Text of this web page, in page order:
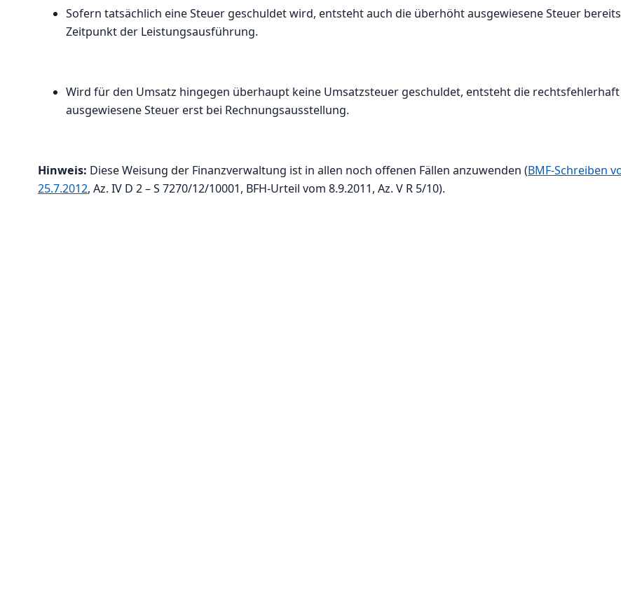
Sofern tatsächlich eine Steuer geschuldet wird, entsteht auch die überhöht ausgewiesene Steuer
Zeitpunkt der Leistungsausführung.
Wird für den Umsatz hingegen überhaupt keine Umsatzsteuer geschuldet, entsteht die rechtsfehlerhaft
ausgewiesene Steuer erst bei Rechnungsausstellung.
Hinweis: Diese Weisung der Finanzverwaltung ist in allen noch offenen Fällen anzuwenden (BMF-Schreiben
25.7.2012, Az. IV D 2 – S 7270/12/10001, BFH-Urteil vom 8.9.2011, Az. V R 5/10).